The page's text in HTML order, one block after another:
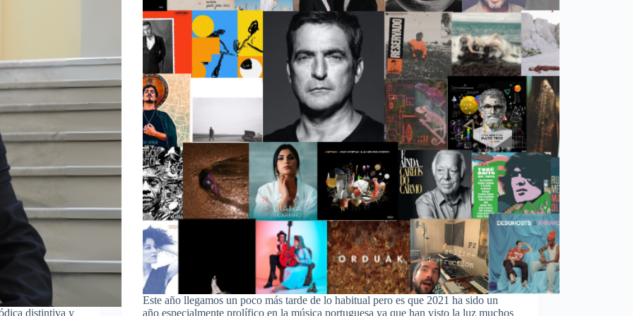
distintiva y
Este año llegamos un poco más tarde de lo habitual pero es que 2021 ha sido un
año especialmente prolífico en la música portuguesa ya que han visto la luz muchos